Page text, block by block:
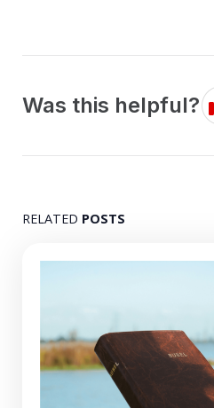
Was this helpful?
RELATED POSTS